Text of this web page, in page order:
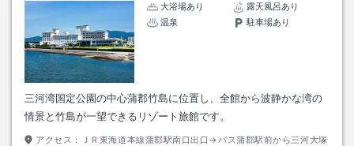
大浴場あり
露天風呂あり
温泉
駐車場あり
三河湾国定公園の中心蒲郡竹島に位置し、全館から波静かな湾の
情景と竹島が一望できるリゾート旅館です。
アクセス：
ＪＲ東海道本線蒲郡駅南口出口→バス蒲郡駅前から三河大塚